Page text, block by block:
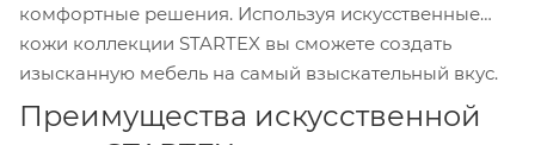
комфортные решения. Используя искусственные
кожи коллекции STARTEX вы сможете создать
изысканную мебель на самый взыскательный вкус.
Преимущества искусственной